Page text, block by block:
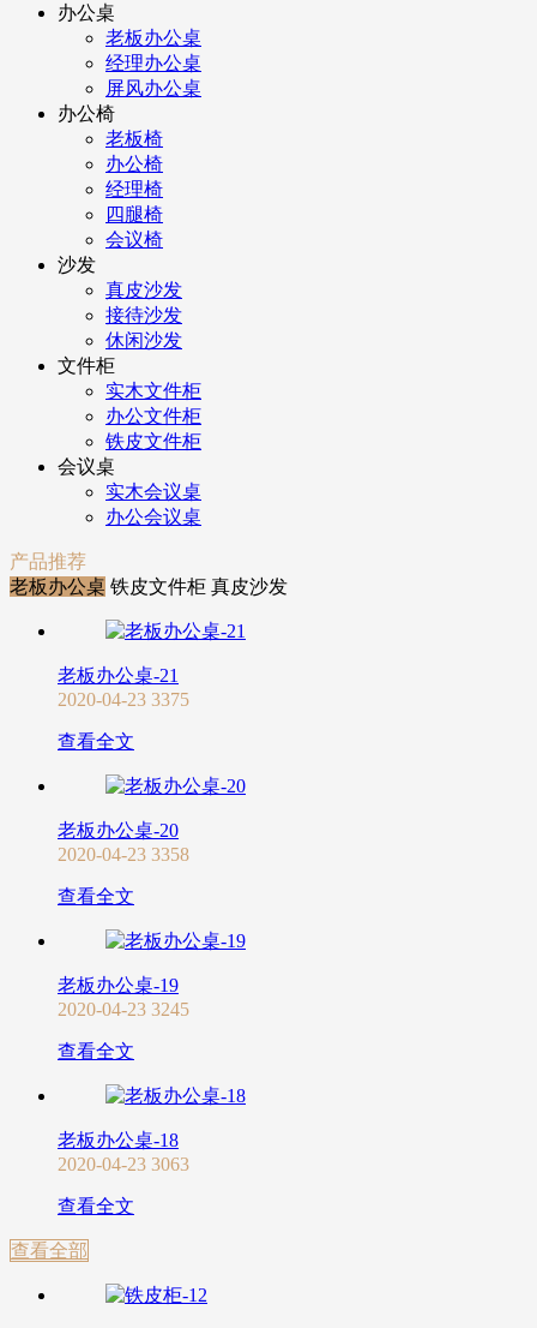
办公桌
老板办公桌
经理办公桌
屏风办公桌
办公椅
老板椅
办公椅
经理椅
四腿椅
会议椅
沙发
真皮沙发
接待沙发
休闲沙发
文件柜
实木文件柜
办公文件柜
铁皮文件柜
会议桌
实木会议桌
办公会议桌
产品推荐
老板办公桌 铁皮文件柜 真皮沙发
老板办公桌-21
2020-04-23 3375
查看全文
老板办公桌-20
2020-04-23 3358
查看全文
老板办公桌-19
2020-04-23 3245
查看全文
老板办公桌-18
2020-04-23 3063
查看全文
查看全部